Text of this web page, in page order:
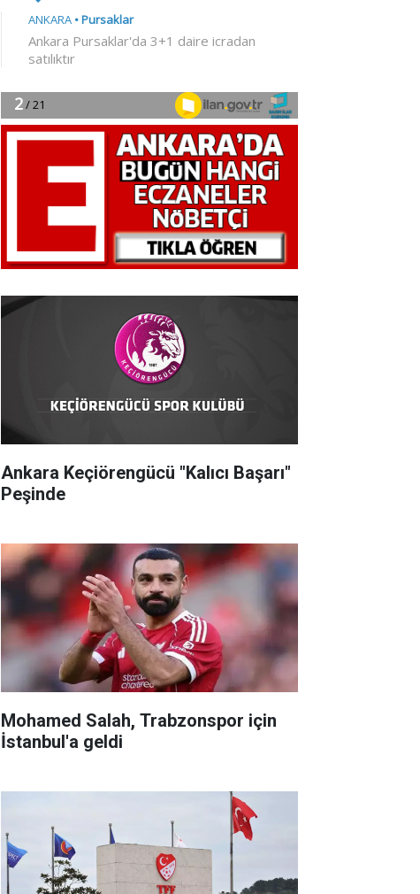
Ankara Keçiörengücü "Kalıcı Başarı"
Peşinde
Mohamed Salah, Trabzonspor için
İstanbul'a geldi